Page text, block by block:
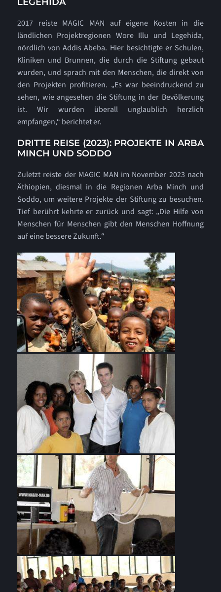
2017 reiste MAGIC MAN auf eigene Kosten in die
ländlichen Projektregionen Wore Illu und Legehida,
nördlich von Addis Abeba. Hier besichtigte er Schulen,
Kliniken und Brunnen, die durch die Stiftung gebaut
wurden, und sprach mit den Menschen, die direkt von
den Projekten profitieren. „Es war beeindruckend zu
sehen, wie angesehen die Stiftung in der Bevölkerung
ist. Wir wurden überall unglaublich herzlich
empfangen,“ berichtet er.
DRITTE REISE (2023): PROJEKTE IN ARBA
MINCH UND SODDO
Zuletzt reiste der MAGIC MAN im November 2023 nach
Äthiopien, diesmal in die Regionen Arba Minch und
Soddo, um weitere Projekte der Stiftung zu besuchen.
Tief berührt kehrte er zurück und sagt: „Die Hilfe von
Menschen für Menschen gibt den Menschen Hoffnung
auf eine bessere Zukunft.“